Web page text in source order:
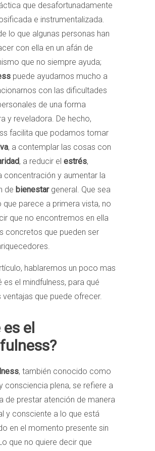
que desafortunadamente
e instrumentalizada.
lo que algunas personas han
con ella en un afán de
que no siempre ayuda;
puede ayudarnos mucho a
con las dificultades
de una forma
y reveladora. De hecho,
facilita que podamos tomar
, a contemplar las cosas con
, a reducir el estrés,
concentración y aumentar la
de bienestargeneral. Que sea
que parece a primera vista, no
que no encontremos en ella
concretos que pueden ser
hablaremos un poco mas
es el mindfulness, para qué
ventajas que puede ofrecer.
el
, también conocido como
consciencia plena, se refiere a
de prestar atención de manera
y consciente a lo que está
en el momento presente sin
que no quiere decir que